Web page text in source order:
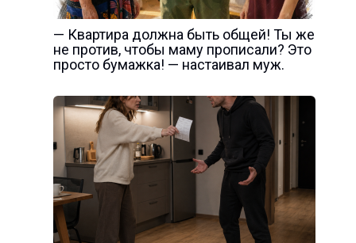
— Квартира должна быть общей! Ты же
не против, чтобы маму прописали? Это
просто бумажка! — настаивал муж.